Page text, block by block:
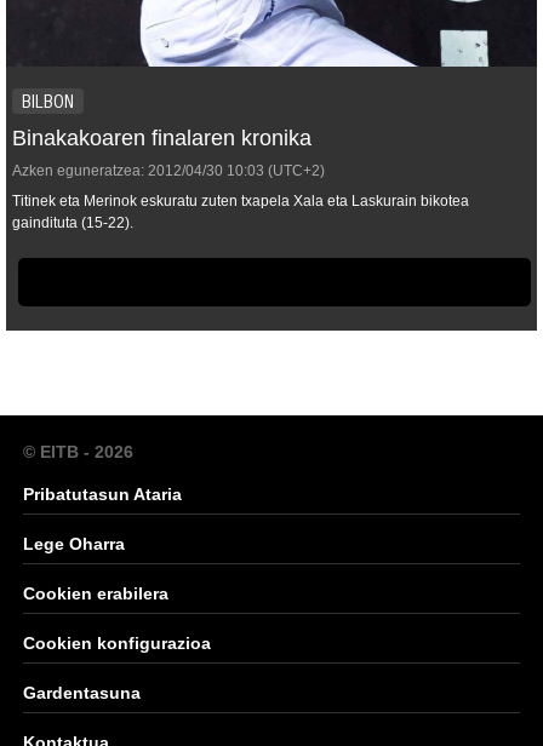
BILBON
Binakakoaren finalaren kronika
Azken eguneratzea: 2012/04/30 10:03 (UTC+2)
Titinek eta Merinok eskuratu zuten txapela Xala eta Laskurain bikotea
gaindituta (15-22).
© EITB - 2026
Pribatutasun Ataria
Lege Oharra
Cookien erabilera
Cookien konfigurazioa
Gardentasuna